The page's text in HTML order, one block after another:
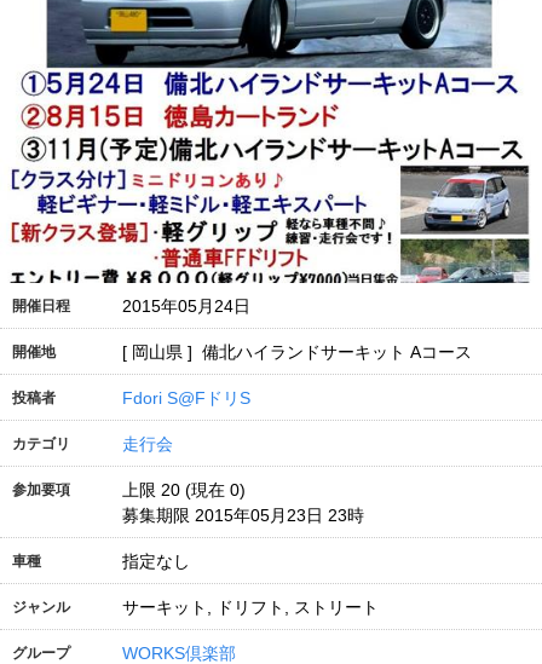
開催日程 2015年05月24日
開催地 [ 岡山県 ] 備北ハイランドサーキット Aコース
投稿者 Fdori S@FドリS
カテゴリ 走行会
参加要項
上限 20 (現在 0)
募集期限 2015年05月23日 23時
車種 指定なし
ジャンル サーキット, ドリフト, ストリート
グループ WORKS倶楽部